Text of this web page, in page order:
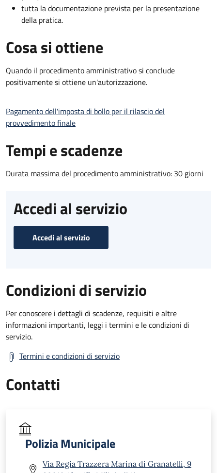
tutta la documentazione prevista per la presentazione
della pratica.
Cosa si ottiene
Quando il procedimento amministrativo si conclude
positivamente si ottiene un'autorizzazione.
Pagamento dell'imposta di bollo per il rilascio del
provvedimento finale
Tempi e scadenze
Durata massima del procedimento amministrativo: 30 giorni
Accedi al servizio
Accedi al servizio
Condizioni di servizio
Per conoscere i dettagli di scadenze, requisiti e altre
informazioni importanti, leggi i termini e le condizioni di
servizio.
Termini e condizioni di servizio
Contatti
Polizia Municipale
Via Regia Trazzera Marina di Granatelli, 9